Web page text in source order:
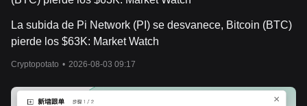
La subida de Pi Network (PI) se desvanece, Bitcoin (BTC)
pierde los $63K: Market Watch
Cryptopotato • 2026-08-03 09:17